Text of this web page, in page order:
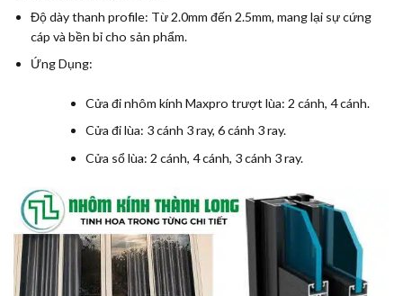
Độ dày thanh profile: Từ 2.0mm đến 2.5mm, mang lại sự cứng
cáp và bền bỉ cho sản phẩm.
Ứng Dụng:
Cửa đi nhôm kính Maxpro trượt lùa: 2 cánh, 4 cánh.
Cửa đi lùa: 3 cánh 3 ray, 6 cánh 3 ray.
Cửa sổ lùa: 2 cánh, 4 cánh, 3 cánh 3 ray.